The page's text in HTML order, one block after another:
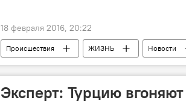
18 февраля 2016, 20:22
Происшествия ЖИЗНЬ Новости
Опасность
Ветхое жилье
Эксперт: Турцию